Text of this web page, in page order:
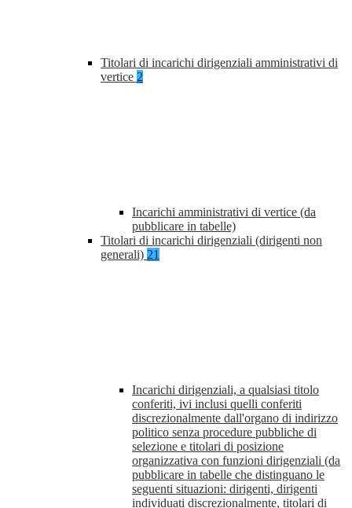
Titolari di incarichi dirigenziali amministrativi di
vertice 2
Incarichi amministrativi di vertice (da
pubblicare in tabelle)
Titolari di incarichi dirigenziali (dirigenti non
generali) 21
Incarichi dirigenziali, a qualsiasi titolo
conferiti, ivi inclusi quelli conferiti
discrezionalmente dall'organo di indirizzo
politico senza procedure pubbliche di
selezione e titolari di posizione
organizzativa con funzioni dirigenziali (da
pubblicare in tabelle che distinguano le
seguenti situazioni: dirigenti, dirigenti
individuati discrezionalmente, titolari di